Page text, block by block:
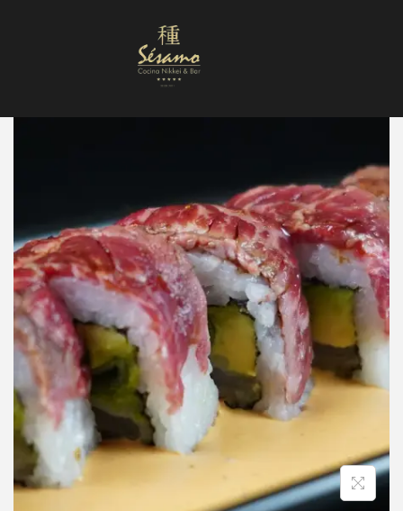
Nuestra Carta